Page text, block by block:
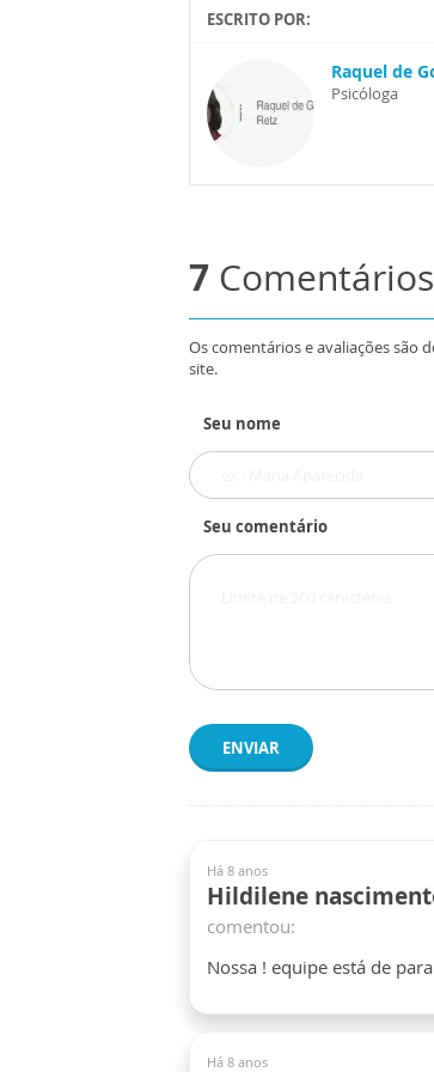
ESCRITO POR:
Raquel de
Psicóloga
7 Comentários
Os comentários e avaliações são
site.
Seu nome
Seu comentário
ENVIAR
Há 8 anos
Hildilene
comentou:
Nossa ! equipe está de
Há 8 anos